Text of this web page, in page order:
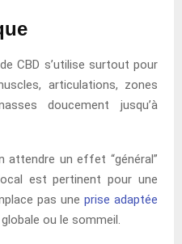
CBD s’utilise surtout pour
articulations, zones
doucement jusqu’à
attendre un effet “général”
est pertinent pour une
pas une prise adaptée
ou le sommeil.